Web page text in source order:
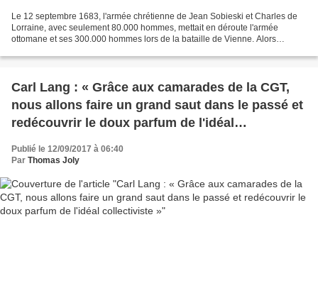
Le 12 septembre 1683, l'armée chrétienne de Jean Sobieski et Charles de
Lorraine, avec seulement 80.000 hommes, mettait en déroute l'armée
ottomane et ses 300.000 hommes lors de la bataille de Vienne. Alors
Carl Lang : « Grâce aux camarades de la CGT,
nous allons faire un grand saut dans le passé et
redécouvrir le doux parfum de l'idéal
collectiviste »
Publié le 12/09/2017 à 06:40
Par Thomas Joly